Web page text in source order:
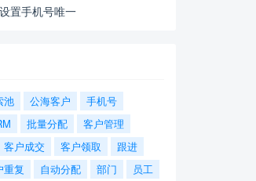
置手机号唯一
池 公海客户
手机号
批量分配
客户管理
客户成交 客户领取
跟进
重复 自动分配 部门
员工